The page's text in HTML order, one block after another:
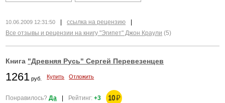
10.06.2009 12:31:50 ссылка на рецензию
Все отзывы и рецензии на книгу "Эгипет" Джон Краули (5)
Книга "Древняя Русь" Сергей Перевезенцев
1261 руб. Купить Отложить
Понравилось?Да | Рейтинг:+3 10₽